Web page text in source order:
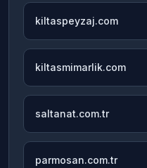
kiltaspeyzaj.com
kiltasmimarlik.com
saltanat.com.tr
parmosan.com.tr